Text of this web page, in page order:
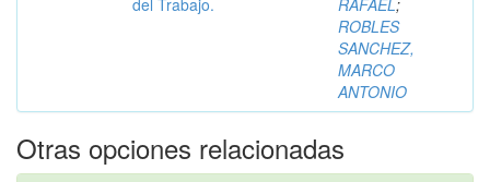
del Trabajo. RAFAEL;
ROBLES
SANCHEZ,
MARCO
ANTONIO
Otras opciones relacionadas